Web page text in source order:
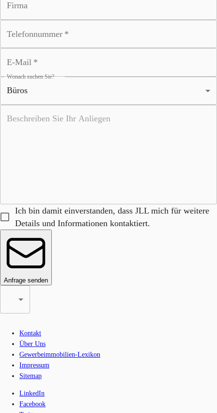
Firma
Telefonnummer *
E-Mail *
Wonach suchen Sie?
Ich bin damit einverstanden, dass JLL mich für weitere
Details und Informationen kontaktiert.
Anfrage senden
Kontakt
Über Uns
Gewerbeimmobilien-Lexikon
Impressum
Sitemap
LinkedIn
Facebook